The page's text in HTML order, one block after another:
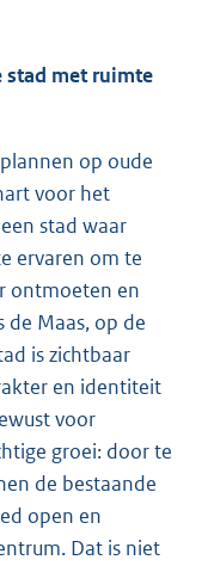
stad met ruimte
op oude
voor het
stad waar
ervaren om te
ontmoeten en
Maas, op de
is zichtbaar
en identiteit
voor
groei: door te
de bestaande
open en
Dat is niet